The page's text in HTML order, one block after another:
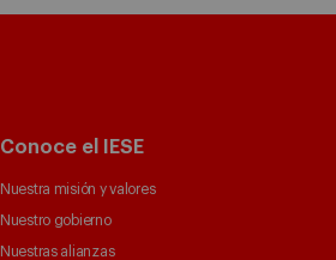
Conoce el IESE
Nuestra misión y valores
Nuestro gobierno
Nuestras alianzas